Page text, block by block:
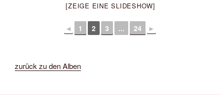
[ZEIGE EINE SLIDESHOW]
◄ 1 2 3 ... 24 ►
zurück zu den Alben